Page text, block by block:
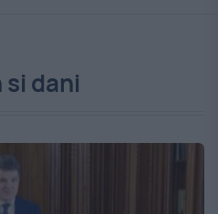
dani